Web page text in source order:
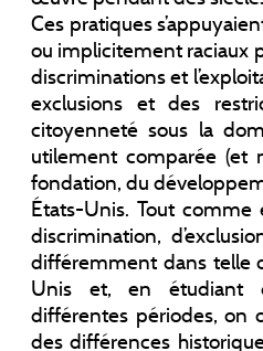
Ces pratiques
ou implicitement raciaux
discriminations et
exclusions et des
citoyenneté sous la
utilement comparée (et
fondation, du
États-Unis. Tout
discrimination,
différemment dans telle
Unis et, en étudiant
différentes périodes, on
des différences